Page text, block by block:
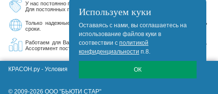
У нас постоянно проходят разнообразные акции от производителей.
Для постоянных покупателей существует дисконтная система.
Только надежные курьерские службы, которые стараются соблюдать
сроки.
Работаем для Вас 17 лет 112 дней. Сегодня на сайте 160083 товаров.
Ассортимент постоянно расширяется.
Используем куки
Оставаясь с нами, вы соглашаетесь на
использование файлов куки в
соотвествии с политикой
конфиденциальности п.8.
ОК
КРАСОН.ру - Условия Продажи, Доставки, Гарантии
© 2009-2026 ООО "БЬЮТИ СТАР"